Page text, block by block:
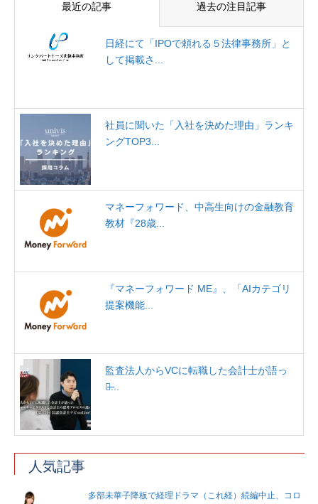
最近の記事 過去の注目記事
日経にて「IPOで頼れる５法律事務所」と
して掲載さ...
社員に聞いた「入社を決めた理由」ランキ
ングTOP3...
マネーフォワード、中高生向けの金融教育
教材『28歳...
『マネーフォワード ME』、「AIカテゴリ
提案機能...
監査法人からVCに転職した会計士が語っ
た̶...
人気記事
多部未華子降板で経理ドラマ（これ経）続編中止、コロ